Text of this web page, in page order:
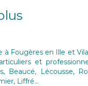
à Fougères en Ille et
et
Beaucé, Lécousse,
Liffré…